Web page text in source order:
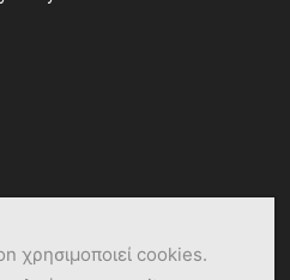
χρησιμοποιεί cookies.